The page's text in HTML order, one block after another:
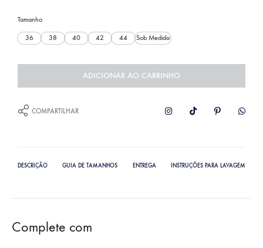
Tamanho
36 38 40 42 44 Sob Medida
ADICIONAR AO CARRINHO
COMPARTILHAR
DESCRIÇÃO GUIA DE TAMANHOS ENTREGA INSTRUÇÕES PARA LAVAGEM
Complete com